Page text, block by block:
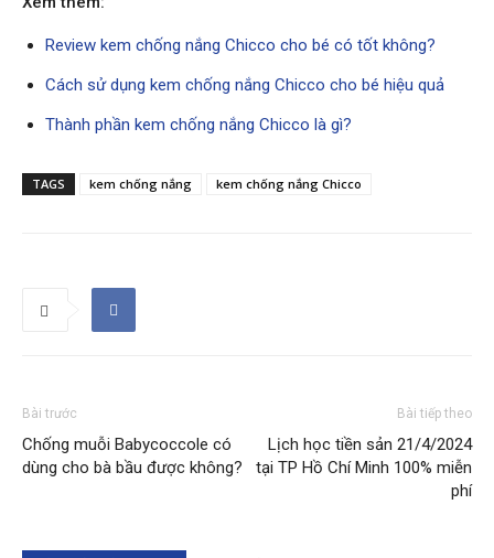
Review kem chống nắng Chicco cho bé có tốt không?
Cách sử dụng kem chống nắng Chicco cho bé hiệu quả
Thành phần kem chống nắng Chicco là gì?
TAGS kem chống nắng kem chống nắng Chicco
Bài trước
Chống muỗi Babycoccole có
dùng cho bà bầu được không?
Bài tiếp theo
Lịch học tiền sản 21/4/2024
tại TP Hồ Chí Minh 100% miễn
phí